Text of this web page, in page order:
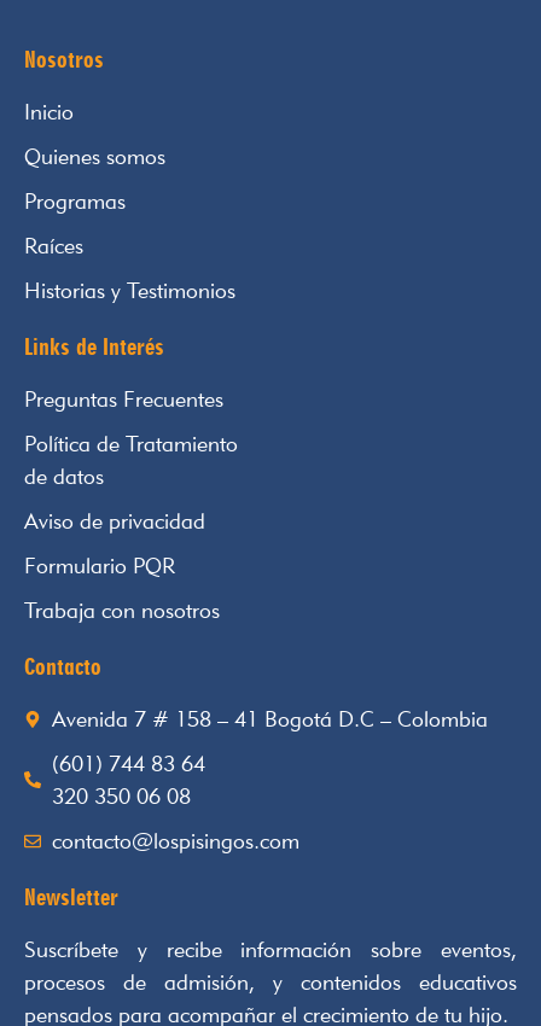
Nosotros
Inicio
Quienes somos
Programas
Raíces
Historias y Testimonios
Links de Interés
Preguntas Frecuentes
Política de Tratamiento
de datos
Aviso de privacidad
Formulario PQR
Trabaja con nosotros
Contacto
Avenida 7 # 158 – 41 Bogotá D.C – Colombia
(601) 744 83 64
320 350 06 08
contacto@lospisingos.com
Newsletter
Suscríbete y recibe información sobre eventos,
procesos de admisión, y contenidos educativos
pensados para acompañar el crecimiento de tu hijo.